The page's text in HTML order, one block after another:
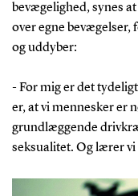
bevægelighed, synes
over egne
og uddyber:
- For mig er det
er, at vi mennesker er
grundlæggende
seksualitet. Og lærer vi